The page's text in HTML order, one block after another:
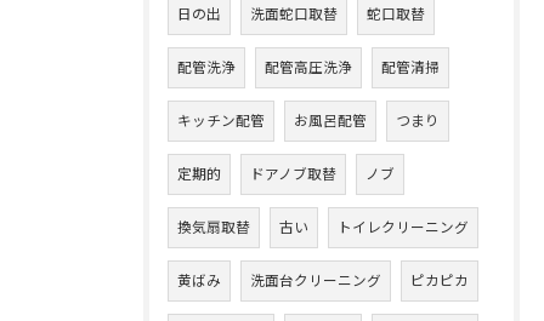
日の出 洗面蛇口取替 蛇口取替
配管洗浄 配管高圧洗浄 配管清掃
キッチン配管 お風呂配管 つまり
定期的 ドアノブ取替 ノブ
換気扇取替 古い トイレクリーニング
黄ばみ 洗面台クリーニング ピカピカ